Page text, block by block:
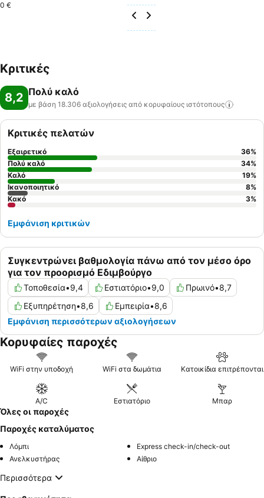
0 €
Κριτικές
8,2 Πολύ καλό
με βάση 18.306 αξιολογήσεις από κορυφαίους ιστότοπους
Συγκεντρώνει βαθμολογία πάνω από τον μέσο όρο
για τον προορισμό Εδιμβούργο
Τοποθεσία•9,4 Εστιατόριο•9,0 Πρωινό•8,7
Εξυπηρέτηση•8,6 Εμπειρία•8,6
Εμφάνιση περισσότερων αξιολογήσεων
Κριτικές πελατών
Εξαιρετικό 36%
Πολύ καλό
34%
Καλό
19%
Ικανοποιητικό
8%
Κακό
3%
Εμφάνιση κριτικών
Κορυφαίες παροχές
WiFi στην υποδοχή WiFi στα δωμάτια Κατοικίδια επιτρέπονται
A/C Εστιατόριο Μπαρ
Όλες οι παροχές
Παροχές καταλύματος
Λόμπι
Express check-in/check-out
Ανελκυστήρας
Αίθριο
Περισσότερα